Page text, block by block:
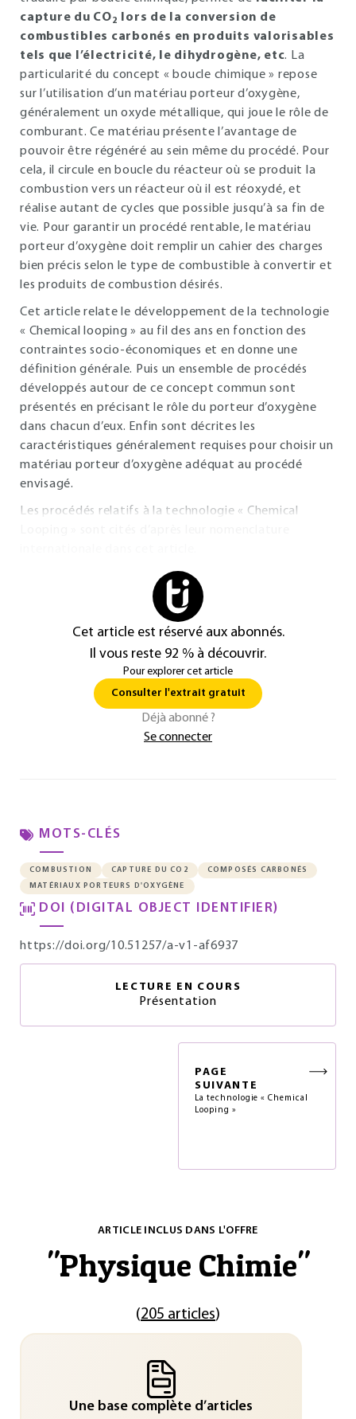
capture du CO2
lors de la conversion de
combustibles carbonés en produits valorisables
tels que l’électricité, le dihydrogène, etc. La
particularité du concept « boucle chimique » repose
sur l’utilisation d’un matériau porteur d’oxygène,
généralement un oxyde métallique, qui joue le rôle de
comburant. Ce matériau présente l’avantage de
pouvoir être régénéré au sein même du procédé. Pour
cela, il circule en boucle du réacteur où se produit la
combustion vers un réacteur où il est réoxydé, et
réalise autant de cycles que possible jusqu’à sa fin de
vie. Pour garantir un procédé rentable, le matériau
porteur d’oxygène doit remplir un cahier des charges
bien précis selon le type de combustible à convertir et
les produits de combustion désirés.
Cet article relate le développement de la technologie
« Chemical looping » au fil des ans en fonction des
contraintes socio-économiques et en donne une
définition générale. Puis un ensemble de procédés
développés autour de ce concept commun sont
présentés en précisant le rôle du porteur d’oxygène
dans chacun d’eux. Enfin sont décrites les
caractéristiques généralement requises pour choisir un
matériau porteur d’oxygène adéquat au procédé
envisagé.
Les procédés relatifs à la technologie « Chemical
Cet article est réservé aux abonnés.
Il vous reste 92 % à découvrir.
Pour explorer cet article
Consulter l'extrait gratuit
Déjà abonné ?
Se connecter
MOTS-CLÉS
COMBUSTION CAPTURE DU CO2
COMPOSÉS CARBONÉS
MATÉRIAUX PORTEURS D'OXYGÈNE
DOI (DIGITAL OBJECT IDENTIFIER)
https://doi.org/10.51257/a-v1-af6937
LECTURE EN COURS
Présentation
PAGE
SUIVANTE
La technologie « Chemical
Looping »
ARTICLE INCLUS DANS L'OFFRE
"Physique Chimie"
(205 articles)
Une base complète d’articles